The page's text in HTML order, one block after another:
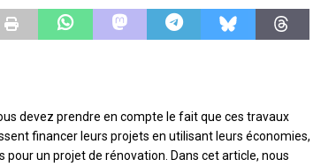
devez prendre en compte le fait que ces travaux
financer leurs projets en utilisant leurs économies,
pour un projet de rénovation. Dans cet article, nous